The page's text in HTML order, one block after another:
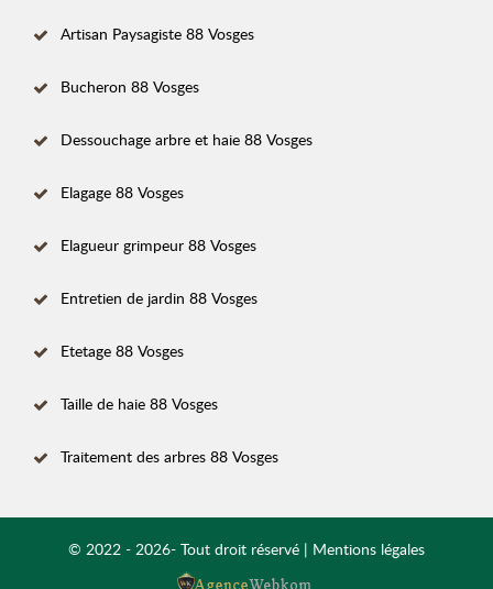
Artisan Paysagiste 88 Vosges
Bucheron 88 Vosges
Dessouchage arbre et haie 88 Vosges
Elagage 88 Vosges
Elagueur grimpeur 88 Vosges
Entretien de jardin 88 Vosges
Etetage 88 Vosges
Taille de haie 88 Vosges
Traitement des arbres 88 Vosges
© 2022 - 2026- Tout droit réservé | Mentions légales